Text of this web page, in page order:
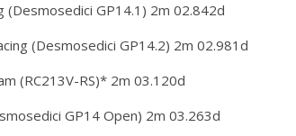
(Desmosedici GP14.1) 2m 02.842d
(Desmosedici GP14.2) 2m 02.981d
(RC213V-RS)* 2m 03.120d
GP14 Open) 2m 03.263d